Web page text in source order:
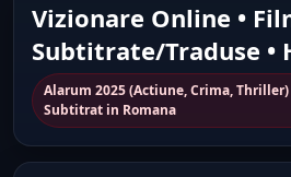
Vizionare Online •
Subtitrate/Traduse •
Alarum 2025 (Actiune, Crima,
Subtitrat in Romana